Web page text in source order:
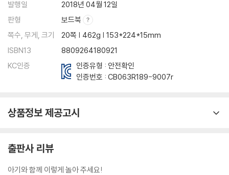
발행일
2018년 04월 12일
판형
보드북
쪽수, 무게, 크기
20쪽 | 462g | 153*224*15mm
ISBN13
8809264180921
KC인증
인증유형 : 안전확인
인증번호 :CB063R189-9007r
상품정보 제공고시
출판사 리뷰
아기와 함께 이렇게 놀아 주세요!